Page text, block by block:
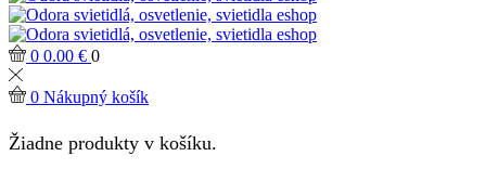
0 0.00 € 0
0 Nákupný košík
Žiadne produkty v košíku.